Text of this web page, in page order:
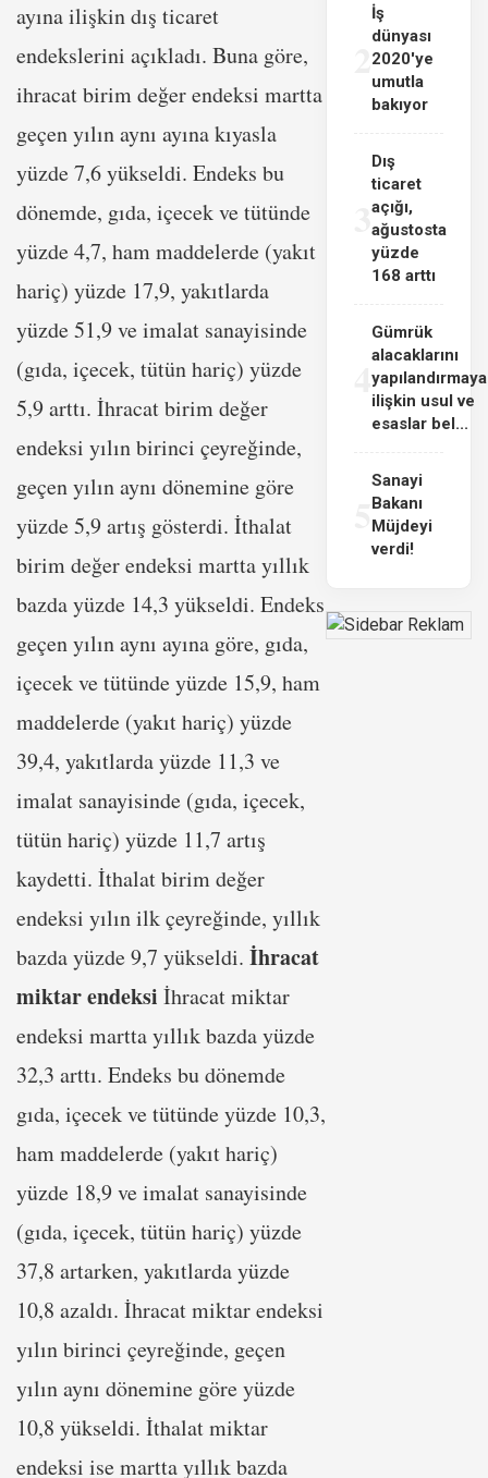
ayına ilişkin dış ticaret
endekslerini açıkladı. Buna göre,
ihracat birim değer endeksi martta
geçen yılın aynı ayına kıyasla
yüzde 7,6 yükseldi. Endeks bu
dönemde, gıda, içecek ve tütünde
yüzde 4,7, ham maddelerde (yakıt
hariç) yüzde 17,9, yakıtlarda
yüzde 51,9 ve imalat sanayisinde
(gıda, içecek, tütün hariç) yüzde
5,9 arttı. İhracat birim değer
endeksi yılın birinci çeyreğinde,
geçen yılın aynı dönemine göre
yüzde 5,9 artış gösterdi. İthalat
birim değer endeksi martta yıllık
bazda yüzde 14,3 yükseldi. Endeks
geçen yılın aynı ayına göre, gıda,
içecek ve tütünde yüzde 15,9, ham
maddelerde (yakıt hariç) yüzde
39,4, yakıtlarda yüzde 11,3 ve
imalat sanayisinde (gıda, içecek,
tütün hariç) yüzde 11,7 artış
kaydetti. İthalat birim değer
endeksi yılın ilk çeyreğinde, yıllık
bazda yüzde 9,7 yükseldi. İhracat
miktar endeksi İhracat miktar
endeksi martta yıllık bazda yüzde
32,3 arttı. Endeks bu dönemde
gıda, içecek ve tütünde yüzde 10,3,
ham maddelerde (yakıt hariç)
yüzde 18,9 ve imalat sanayisinde
(gıda, içecek, tütün hariç) yüzde
37,8 artarken, yakıtlarda yüzde
10,8 azaldı. İhracat miktar endeksi
yılın birinci çeyreğinde, geçen
yılın aynı dönemine göre yüzde
10,8 yükseldi. İthalat miktar
endeksi ise martta yıllık bazda
İş
dünyası
2020'ye
umutla
bakıyor
3
Dış
ticaret
açığı,
ağustosta
yüzde
168 arttı
4
Gümrük
alacaklarını
yapılandırmaya
ilişkin usul ve
esaslar bel...
Sanayi
Bakanı
Müjdeyi
verdi!